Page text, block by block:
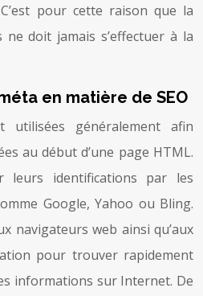
pour cette raison que la
ne doit jamais s’effectuer à la
en matière de SEO
utilisées généralement afin
au début d’une page HTML.
identifications par les
Google, Yahoo ou Bling.
navigateurs web ainsi qu’aux
pour trouver rapidement
informations sur Internet. De